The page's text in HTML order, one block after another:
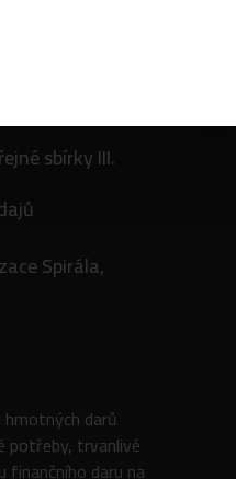
sbírky III.
Spirála,
darů
potřeby, trvanlivé
finančního daru na